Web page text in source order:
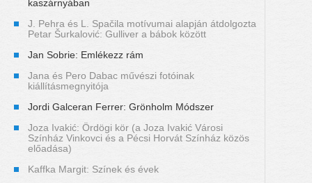
kaszárnyában
J. Pehra és L. Spačila motívumai alapján átdolgozta
Petar Šurkalović: Gulliver a bábok között
Jan Sobrie: Emlékezz rám
Jana és Pero Dabac művészi fotóinak
kiállításmegnyitója
Jordi Galceran Ferrer: Grönholm Módszer
Joza Ivakić: Ördögi kör (a Joza Ivakić Városi
Színház Vinkovci és a Pécsi Horvát Színház közös
előadása)
Kaffka Margit: Színek és évek